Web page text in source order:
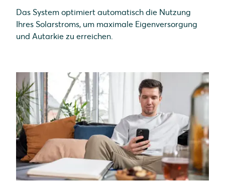
Das System optimiert automatisch die Nutzung
Ihres Solarstroms, um maximale Eigenversorgung
und Autarkie zu erreichen.